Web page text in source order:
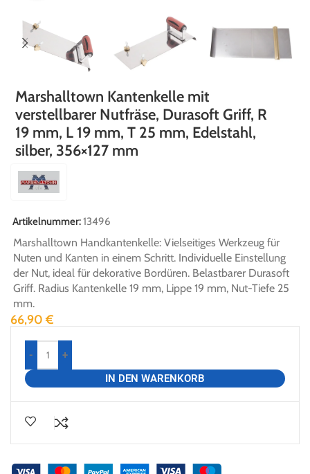
Marshalltown Kantenkelle mit
verstellbarer Nutfräse, Durasoft Griff, R
19 mm, L 19 mm, T 25 mm, Edelstahl,
silber, 356×127 mm
Artikelnummer:13496
Marshalltown Handkantenkelle: Vielseitiges Werkzeug für
Nuten und Kanten in einem Schritt. Individuelle Einstellung
der Nut, ideal für dekorative Bordüren. Belastbarer Durasoft
Griff. Radius Kantenkelle 19 mm, Lippe 19 mm, Nut-Tiefe 25
mm.
66,90€
-
+
IN DEN WARENKORB